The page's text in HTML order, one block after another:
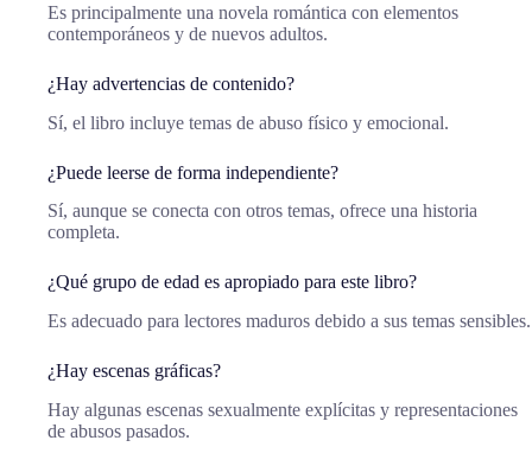
Es principalmente una novela romántica con elementos
contemporáneos y de nuevos adultos.
¿Hay advertencias de contenido?
Sí, el libro incluye temas de abuso físico y emocional.
¿Puede leerse de forma independiente?
Sí, aunque se conecta con otros temas, ofrece una historia
completa.
¿Qué grupo de edad es apropiado para este libro?
Es adecuado para lectores maduros debido a sus temas sensibles.
¿Hay escenas gráficas?
Hay algunas escenas sexualmente explícitas y representaciones
de abusos pasados.